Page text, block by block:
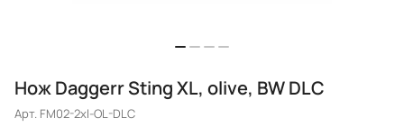
Нож Daggerr Sting XL, olive, BW DLC
Арт. FM02-2xl-OL-DLC